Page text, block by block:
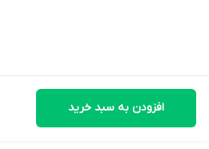
افزودن به سبد خرید